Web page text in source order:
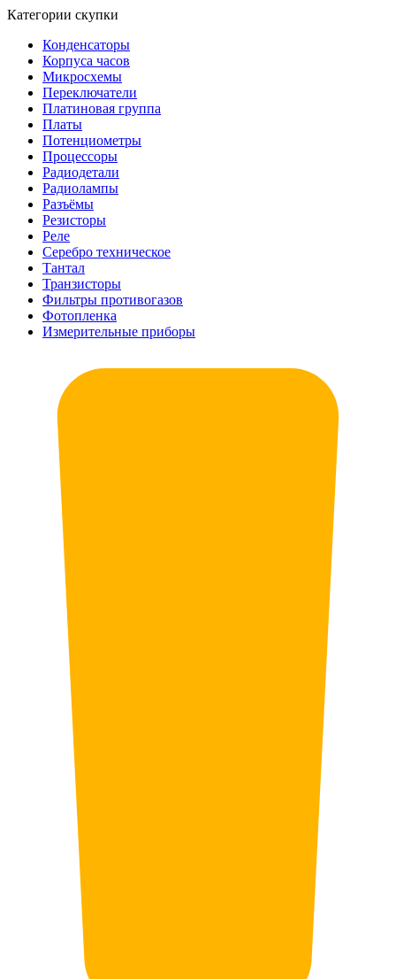
Категории скупки
Конденсаторы
Корпуса часов
Микросхемы
Переключатели
Платиновая группа
Платы
Потенциометры
Процессоры
Радиодетали
Радиолампы
Разъёмы
Резисторы
Реле
Серебро техническое
Тантал
Транзисторы
Фильтры противогазов
Фотопленка
Измерительные приборы